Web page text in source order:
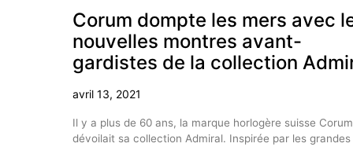
Corum dompte les mers avec
nouvelles montres avant-
gardistes de la collection
avril 13, 2021
Il y a plus de 60 ans, la marque horlogère suisse Corum
dévoilait sa collection Admiral. Inspirée par les grandes